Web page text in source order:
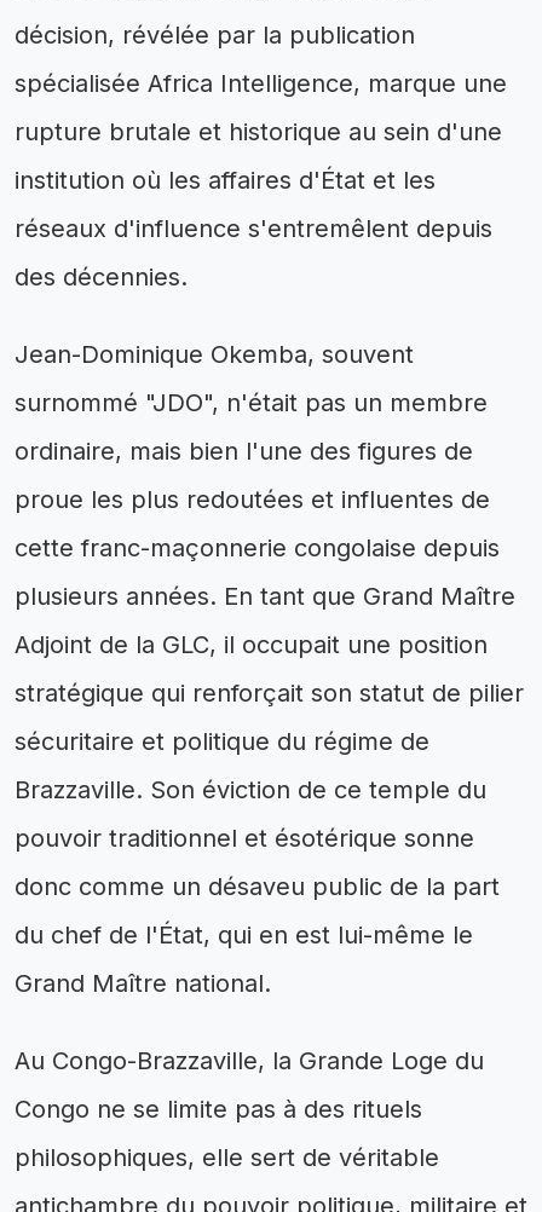
décision, révélée par la publication
spécialisée Africa Intelligence, marque une
rupture brutale et historique au sein d'une
institution où les affaires d'État et les
réseaux d'influence s'entremêlent depuis
des décennies.
Jean-Dominique Okemba, souvent
surnommé "JDO", n'était pas un membre
ordinaire, mais bien l'une des figures de
proue les plus redoutées et influentes de
cette franc-maçonnerie congolaise depuis
plusieurs années. En tant que Grand Maître
Adjoint de la GLC, il occupait une position
stratégique qui renforçait son statut de pilier
sécuritaire et politique du régime de
Brazzaville. Son éviction de ce temple du
pouvoir traditionnel et ésotérique sonne
donc comme un désaveu public de la part
du chef de l'État, qui en est lui-même le
Grand Maître national.
Au Congo-Brazzaville, la Grande Loge du
Congo ne se limite pas à des rituels
philosophiques, elle sert de véritable
antichambre du pouvoir politique, militaire et